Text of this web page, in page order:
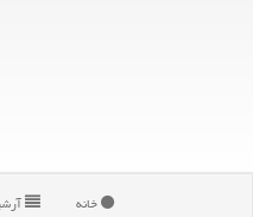
خانه